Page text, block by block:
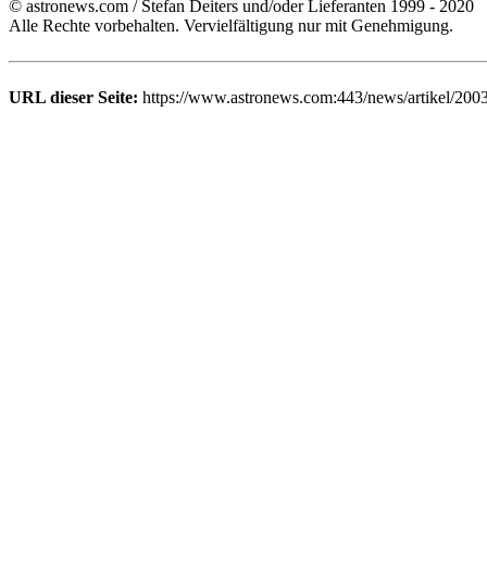
© astronews.com / Stefan Deiters und/oder Lieferanten 1999 - 2020
Alle Rechte vorbehalten. Vervielfältigung nur mit Genehmigung.
URL dieser Seite: https://www.astronews.com:443/news/artikel/